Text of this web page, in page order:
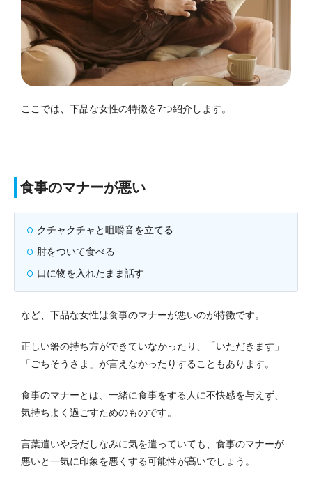
ここでは、下品な女性の特徴を7つ紹介します。
食事のマナーが悪い
クチャクチャと咀嚼音を立てる
肘をついて食べる
口に物を入れたまま話す
など、下品な女性は食事のマナーが悪いのが特徴です。
正しい箸の持ち方ができていなかったり、「いただきます」
「ごちそうさま」が言えなかったりすることもあります。
食事のマナーとは、一緒に食事をする人に不快感を与えず、
気持ちよく過ごすためのものです。
言葉遣いや身だしなみに気を遣っていても、食事のマナーが
悪いと一気に印象を悪くする可能性が高いでしょう。